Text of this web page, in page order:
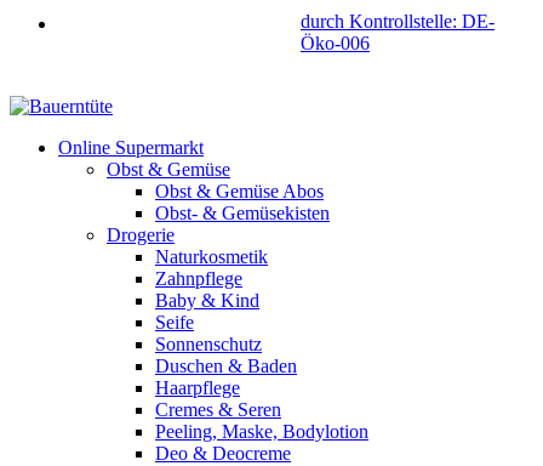
durch Kontrollstelle: DE-
Öko-006
Online Supermarkt
Obst & Gemüse
Obst & Gemüse Abos
Obst- & Gemüsekisten
Drogerie
Naturkosmetik
Zahnpflege
Baby & Kind
Seife
Sonnenschutz
Duschen & Baden
Haarpflege
Cremes & Seren
Peeling, Maske, Bodylotion
Deo & Deocreme